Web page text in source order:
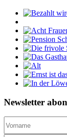
Newsletter